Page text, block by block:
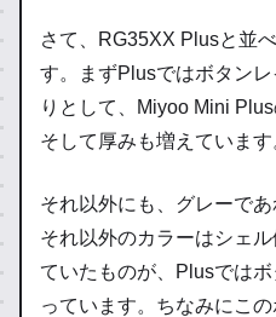
さて、RG35XX Plusと並
す。まずPlusではボタン
りとして、Miyoo Mini
そして厚みも増えています
それ以外にも、グレーであ
それ以外のカラーはシェ
ていたものが、Plusでは
っています。ちなみにこ